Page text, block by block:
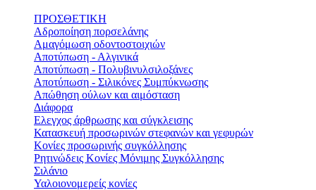
ΠΡΟΣΘΕΤΙΚΗ
Αδροποίηση πορσελάνης
Αμαγόμωση οδοντοστοιχιών
Αποτύπωση - Αλγινικά
Αποτύπωση - Πολυβινυλσιλοξάνες
Αποτύπωση - Σιλικόνες Συμπύκνωσης
Απώθηση ούλων και αιμόσταση
Διάφορα
Ελεγχος άρθρωσης και σύγκλεισης
Κατασκευή προσωρινών στεφανών και γεφυρών
Κονίες προσωρινής συγκόλλησης
Ρητινώδεις Κονίες Μόνιμης Συγκόλλησης
Σιλάνιο
Υαλοιονομερείς κονίες